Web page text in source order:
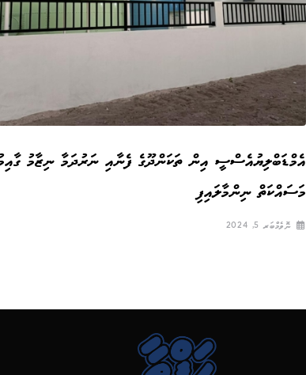
އެމްޑަބްލިޔުއެސްސީ އިން ތަކަންދޫގެ ފެނާއި ނަރުދަމާ ނިޒާމު
މަސައްކަތް ނިންމާލައިފި
ނޮވެމްބަރ 5, 2024